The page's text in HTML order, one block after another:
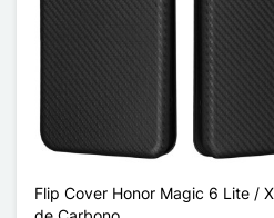
Flip Cover Honor Magic 6 Lite /